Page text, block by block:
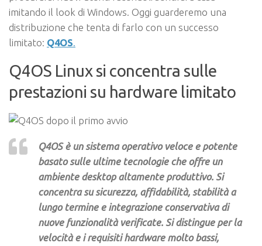
imitando il look di Windows. Oggi guarderemo una
distribuzione che tenta di farlo con un successo
limitato: Q4OS.
Q4OS Linux si concentra sulle
prestazioni su hardware limitato
Q4OS è un sistema operativo veloce e potente
basato sulle ultime tecnologie che offre un
ambiente desktop altamente produttivo. Si
concentra su sicurezza, affidabilità, stabilità a
lungo termine e integrazione conservativa di
nuove funzionalità verificate. Si distingue per la
velocità e i requisiti hardware molto bassi,